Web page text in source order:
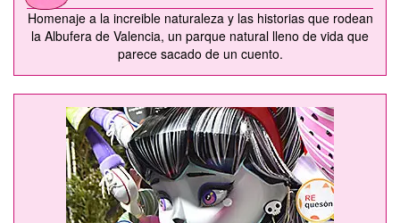
Homenaje a la increible naturaleza y las historias que rodean
la Albufera de Valencia, un parque natural lleno de vida que
parece sacado de un cuento.